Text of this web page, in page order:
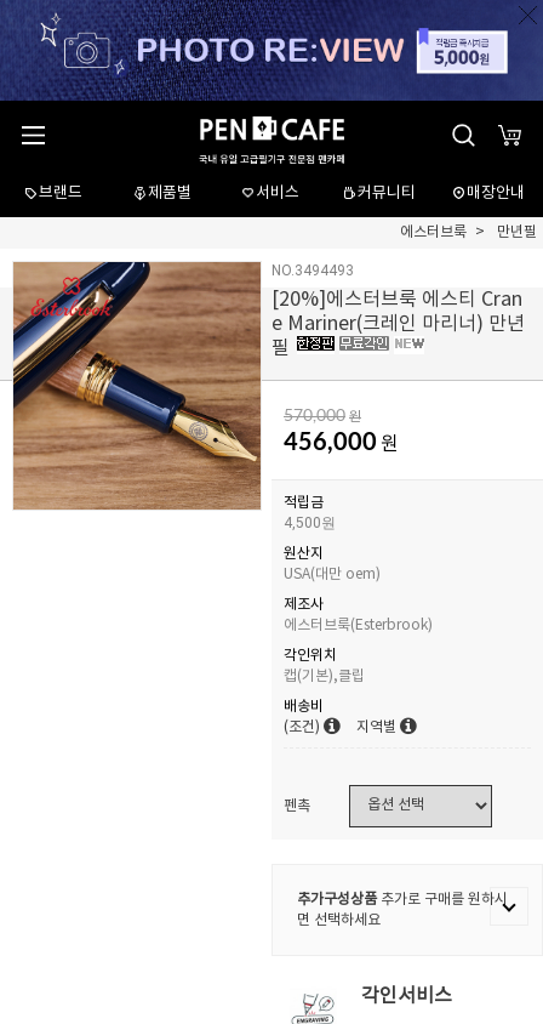
브랜드 제품별 서비스 커뮤니티 매장안내
에스터브룩 만년필
NO.3494493
[20%]에스터브룩 에스티 Cran
e Mariner(크레인 마리너) 만년
필
570,000 원
456,000 원
적립금
4,500원
원산지
USA(대만 oem)
제조사
에스터브룩(Esterbrook)
각인위치
캡(기본),클립
배송비
(조건)
지역별
펜촉
추가구성상품추가로 구매를 원하시
면 선택하세요
각인서비스